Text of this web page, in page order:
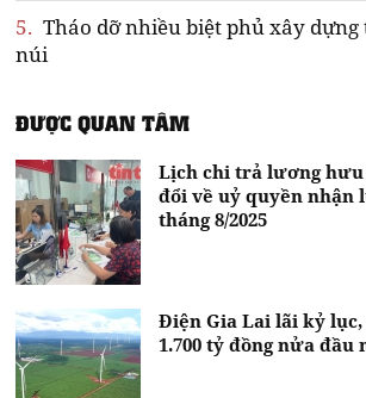
5. Tháo dỡ nhiều biệt phủ xây
núi
ĐƯỢC QUAN TÂM
Lịch chi trả lương
đổi về uỷ quyền
tháng 8/2025
Điện Gia Lai lãi kỷ
1.700 tỷ đồng nửa đầu